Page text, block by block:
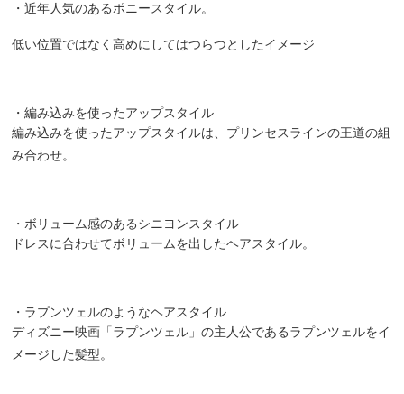
・近年人気のあるポニースタイル。
低い位置ではなく高めにしてはつらつとしたイメージ
・編み込みを使ったアップスタイル
編み込みを使ったアップスタイルは、プリンセスラインの王道の組
み合わせ。
・ボリューム感のあるシニヨンスタイル
ドレスに合わせてボリュームを出したヘアスタイル。
・ラプンツェルのようなヘアスタイル
ディズニー映画「ラプンツェル」の主人公であるラプンツェルをイ
メージした髪型。